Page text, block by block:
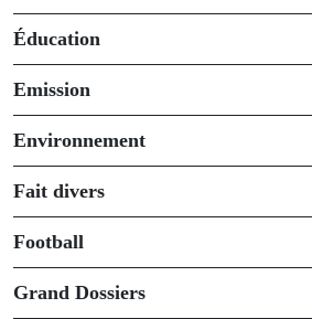
Éducation
Emission
Environnement
Fait divers
Football
Grand Dossiers